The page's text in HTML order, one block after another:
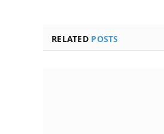
RELATED POSTS